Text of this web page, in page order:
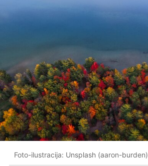
Foto-ilustracija: Unsplash (aaron-burden)